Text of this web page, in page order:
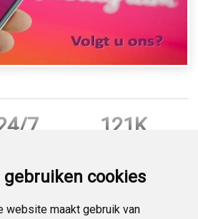
gebruiken cookies
website maakt gebruik van
7 121K